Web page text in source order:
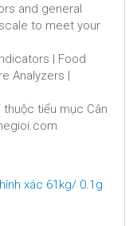
and general
to meet your
| Food
Analyzers |
tiểu mục Cân
xác 61kg/ 0.1g